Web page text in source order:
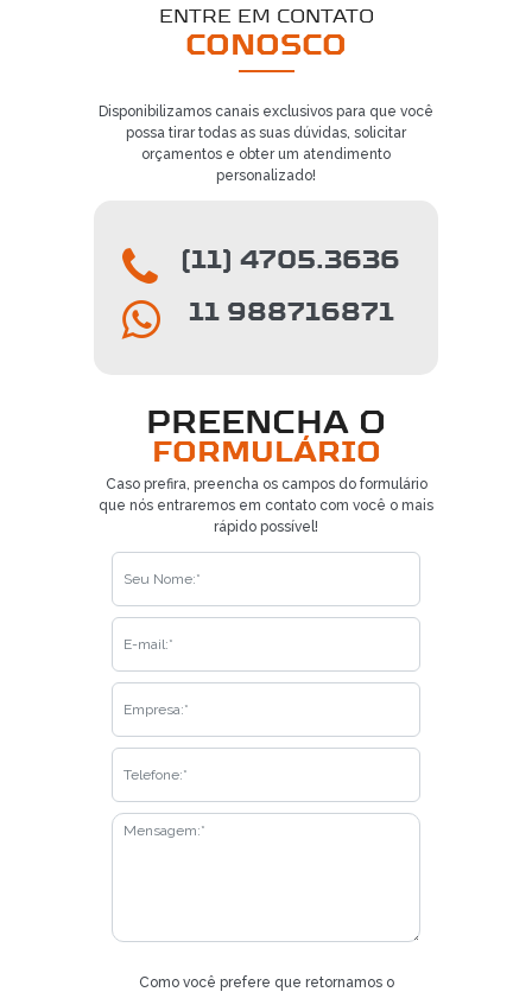
ENTRE EM CONTATO
CONOSCO
Disponibilizamos canais exclusivos para que você
possa tirar todas as suas dúvidas, solicitar
orçamentos e obter um atendimento
personalizado!
(11) 4705.3636
11 988716871
PREENCHA O
FORMULÁRIO
Caso prefira, preencha os campos do formulário
que nós entraremos em contato com você o mais
rápido possível!
Como você prefere que retornamos o